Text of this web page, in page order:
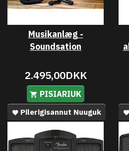
Musikanlæg -
Soundsation
2.495,00DKK
PISIARIUK
Pilerigisannut Nuuguk